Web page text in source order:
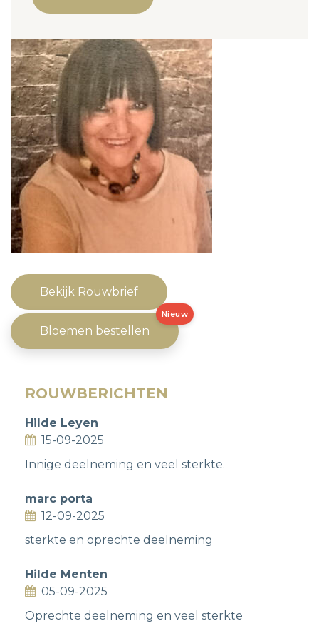
Bekijk Rouwbrief
Bloemen bestellen
Nieuw
ROUWBERICHTEN
Hilde Leyen
15-09-2025
Innige deelneming en veel sterkte.
marc porta
12-09-2025
sterkte en oprechte deelneming
Hilde Menten
05-09-2025
Oprechte deelneming en veel sterkte